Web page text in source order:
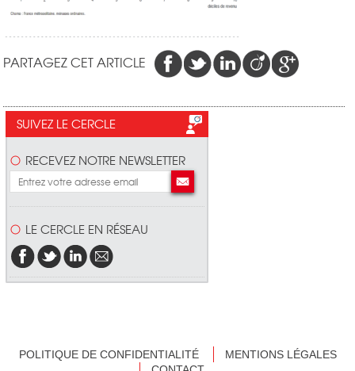
PARTAGEZ CET ARTICLE
SUIVEZ LE CERCLE
RECEVEZ NOTRE NEWSLETTER
LE CERCLE EN RÉSEAU
POLITIQUE DE CONFIDENTIALITÉ
MENTIONS LÉGALES